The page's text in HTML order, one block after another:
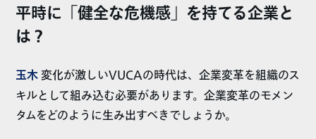
平時に「健全な危機感」を持てる企業と
は？
玉木 変化が激しいVUCAの時代は、企業変革を組織のス
キルとして組み込む必要があります。企業変革のモメン
タムをどのように生み出すべきでしょうか。